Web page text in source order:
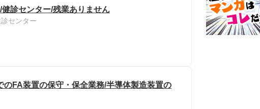
診センター/残業ありません
センター
FA装置の保守・保全業務/半導体製造装置の